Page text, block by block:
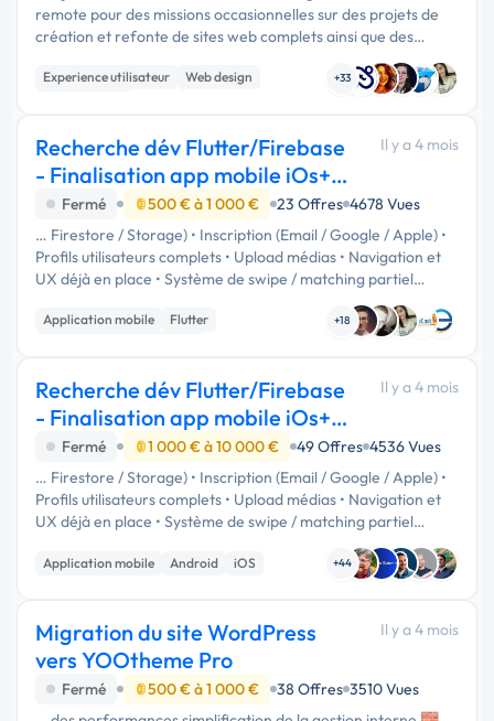
remote pour des missions occasionnelles sur des projets de
création et refonte de sites web complets ainsi que des
landing pages. Profil recherché Expérience UI/UX web (sites
…Experience utilisateur
Web design
+33
Recherche dév Flutter/Firebase
- Finalisation app mobile iOs+
Android
Il y a 4 mois
Fermé 500 € à 1 000 € 23 Offres 4678 Vues
… Firestore / Storage) • Inscription (Email / Google / Apple) •
Profils utilisateurs complets • Upload médias • Navigation et
UX déjà en place • Système de swipe / matching partiel
existant 👉 L’application compile et fonctionne déjà. ⸻
🎯 …
Application mobile
Flutter
+18
Recherche dév Flutter/Firebase
- Finalisation app mobile iOs+
Android
Il y a 4 mois
Fermé 1 000 € à 10 000 € 49 Offres 4536 Vues
… Firestore / Storage) • Inscription (Email / Google / Apple) •
Profils utilisateurs complets • Upload médias • Navigation et
UX déjà en place • Système de swipe / matching partiel
existant 👉 L’application compile et fonctionne déjà. ⸻
🎯 …
Application mobile Android iOS +44
Migration du site WordPress
vers YOOtheme Pro
Il y a 4 mois
Fermé 500 € à 1 000 € 38 Offres 3510 Vues